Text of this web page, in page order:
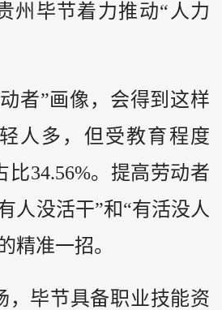
州毕节着力推动“人力
者”画像，会得到这样
人多，但受教育程度
比34.56%。提高劳动者
人没活干”和“有活没人
精准一招。
，毕节具备职业技能资